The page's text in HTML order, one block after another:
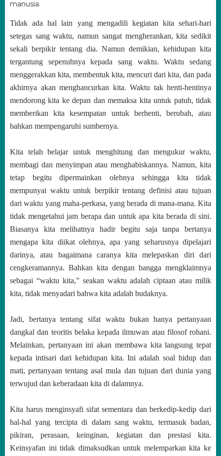
manusia.
Tidak ada hal lain yang mengadili kegiatan kita sehari-hari
setegas sang waktu, namun sangat mengherankan, kita sedikit
sekali berpikir tentang dia. Namun demikian, kehidupan kita
tergantung sepenuhnya kepada sang waktu. Waktu sedang
menggerakkan kita, membentuk kita, mencuri dari kita, dan pada
akhirnya akan menghancurkan kita. Waktu tak henti-hentinya
mendorong kita ke depan dan memaksa kita untuk patuh, tidak
memberikan kita kesempatan untuk berhenti, berubah, atau
bahkan mempengaruhi sumbernya.
Kita telah belajar untuk menghitung dan mengukur waktu,
membagi dan menyimpan atau menghabiskannya. Namun, kita
tetap begitu dipermainkan olehnya sehingga kita tidak
mempunyai waktu untuk berpikir tentang definisi atau tujuan
dari waktu yang maha-perkasa, yang berada di mana-mana. Kita
tidak mengetahui jam berapa dan untuk apa kita berada di sini.
Biasanya kita melihatnya hadir begitu saja tanpa bertanya
mengapa kita diikat olehnya, apa yang seharusnya dipelajari
darinya, atau bagaimana caranya kita melepaskan diri dari
cengkeramannya. Bahkan kita dengan bangga mengklaimnya
sebagai “waktu kita,” seakan waktu adalah ciptaan atau milik
kita, tidak menyadari bahwa kita adalah budaknya.
Jadi, bertanya tentang sifat waktu bukan hanya pertanyaan
dangkal dan teoritis belaka kepada ilmuwan atau filosof rohani.
Melainkan, pertanyaan ini akan membawa kita langsung tepat
kepada intisari dari kehidupan kita. Ini adalah soal hidup dan
mati, pertanyaan tentang asal mula dan tujuan dari dunia yang
terwujud dan keberadaan kita di dalamnya.
Kita harus menginsyafi sifat sementara dan berkedip-kedip dari
hal-hal yang tercipta di dalam sang waktu, termasuk badan,
pikiran, perasaan, keinginan, kegiatan dan prestasi kita.
Keinsyafan ini tidak dimaksudkan untuk melemparkan kita ke